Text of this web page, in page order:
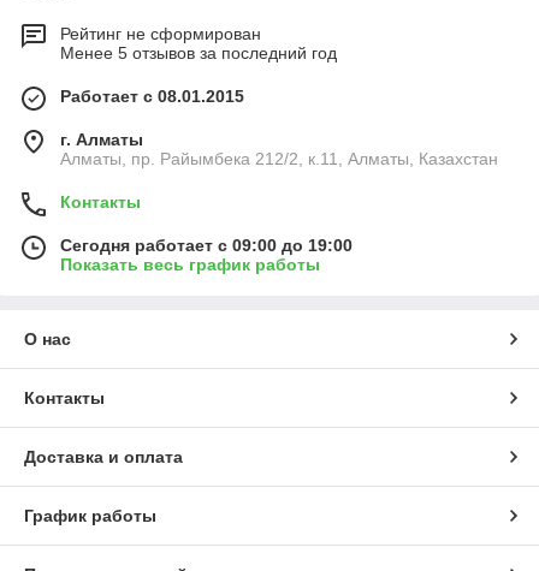
Рейтинг не сформирован
Менее 5 отзывов за последний год
Работает с 08.01.2015
г. Алматы
Алматы, пр. Райымбека 212/2, к.11, Алматы, Казахстан
Контакты
Сегодня работает с 09:00 до 19:00
Показать весь график работы
О нас
Контакты
Доставка и оплата
График работы